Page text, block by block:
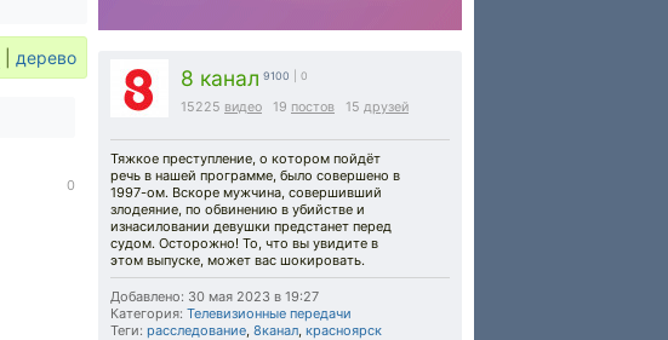
8 канал 9100 | 0
15225 видео 19 постов 15 друзей
Тяжкое преступление, о котором пойдёт
речь в нашей программе, было совершено в
1997-ом. Вскоре мужчина, совершивший
злодеяние, по обвинению в убийстве и
изнасиловании девушки предстанет перед
судом. Осторожно! То, что вы увидите в
этом выпуске, может вас шокировать.
Добавлено: 30 мая 2023 в 19:27
Категория: Телевизионные передачи
Теги: расследование 8канал красноярск
дерево
0